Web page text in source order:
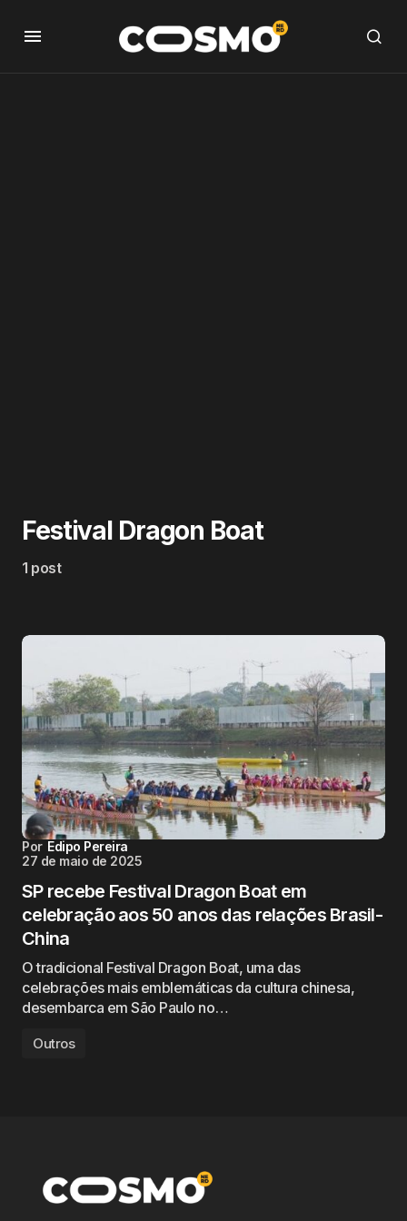
Festival Dragon Boat
1 post
Por Edipo Pereira
27 de maio de 2025
SP recebe Festival Dragon Boat em
celebração aos 50 anos das relações Brasil-
China
O tradicional Festival Dragon Boat, uma das
celebrações mais emblemáticas da cultura chinesa,
desembarca em São Paulo no…
Outros